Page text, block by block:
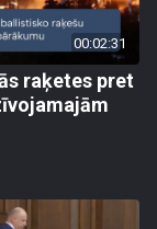
00:02:31
raķetes pret